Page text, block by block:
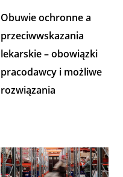
Obuwie ochronne a
przeciwwskazania
lekarskie – obowiązki
pracodawcy i możliwe
rozwiązania